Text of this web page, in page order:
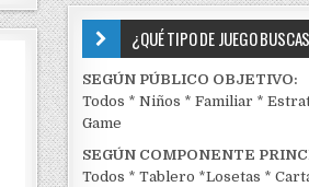
¿QUÉ TIPO DE JUEGO
SEGÚN PÚBLICO OBJETIVO:
Todos *Niños *Familiar *
Game
SEGÚN COMPONENTE
Todos *Tablero *Losetas *